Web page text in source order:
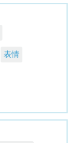
表情